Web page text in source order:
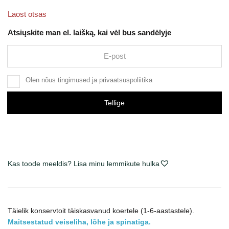
Laost otsas
Atsiųskite man el. laišką, kai vėl bus sandėlyje
Olen nõus tingimused ja privaatsuspoliitika
Tellige
Kas toode meeldis? Lisa minu lemmikute hulka
Täielik konservtoit täiskasvanud koertele (1-6-aastastele).
Maitsestatud veiseliha, lõhe ja spinatiga.